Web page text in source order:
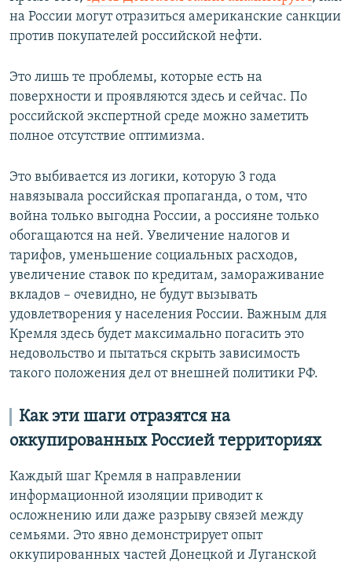
на России могут отразиться американские санкции
против покупателей российской нефти.
Это лишь те проблемы, которые есть на
поверхности и проявляются здесь и сейчас. По
российской экспертной среде можно заметить
полное отсутствие оптимизма.
Это выбивается из логики, которую 3 года
навязывала российская пропаганда, о том, что
война только выгодна России, а россияне только
обогащаются на ней. Увеличение налогов и
тарифов, уменьшение социальных расходов,
увеличение ставок по кредитам, замораживание
вкладов – очевидно, не будут вызывать
удовлетворения у населения России. Важным для
Кремля здесь будет максимально погасить это
недовольство и пытаться скрыть зависимость
такого положения дел от внешней политики РФ.
Как эти шаги отразятся на
оккупированных Россией территориях
Каждый шаг Кремля в направлении
информационной изоляции приводит к
осложнению или даже разрыву связей между
семьями. Это явно демонстрирует опыт
оккупированных частей Донецкой и Луганской